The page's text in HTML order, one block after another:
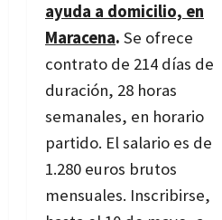
ayuda a domicilio, en
Maracena. Se ofrece
contrato de 214 días de
duración, 28 horas
semanales, en horario
partido. El salario es de
1.280 euros brutos
mensuales. Inscribirse,